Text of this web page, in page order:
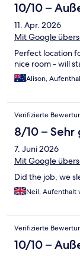
10/10 –
11. Apr. 2026
Mit Google
Perfect location
nice room - will
Alison,
Verifizierte
8/10 – Sehr
7. Juni 2026
Mit Google
Did the job, we
Neil, Aufenthalt
Verifizierte
10/10 –